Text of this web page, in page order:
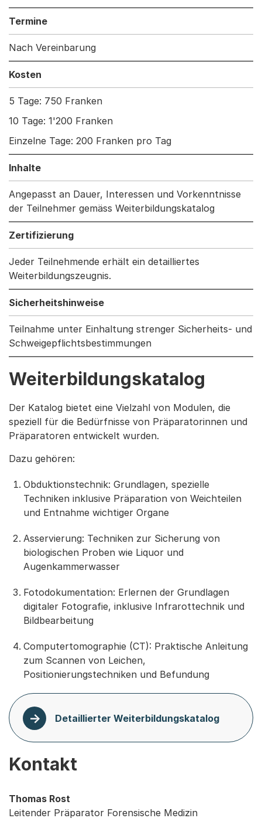
Termine
Nach Vereinbarung
Kosten
5 Tage: 750 Franken
10 Tage: 1'200 Franken
Einzelne Tage: 200 Franken pro Tag
Inhalte
Angepasst an Dauer, Interessen und Vorkenntnisse
der Teilnehmer gemäss Weiterbildungskatalog
Zertifizierung
Jeder Teilnehmende erhält ein detailliertes
Weiterbildungszeugnis.
Sicherheitshinweise
Teilnahme unter Einhaltung strenger Sicherheits- und
Schweigepflichtsbestimmungen
Weiterbildungskatalog
Der Katalog bietet eine Vielzahl von Modulen, die
speziell für die Bedürfnisse von Präparatorinnen und
Präparatoren entwickelt wurden.
Dazu gehören:
Obduktionstechnik: Grundlagen, spezielle
Techniken inklusive Präparation von Weichteilen
und Entnahme wichtiger Organe
Asservierung: Techniken zur Sicherung von
biologischen Proben wie Liquor und
Augenkammerwasser
Fotodokumentation: Erlernen der Grundlagen
digitaler Fotografie, inklusive Infrarottechnik und
Bildbearbeitung
Computertomographie (CT): Praktische Anleitung
zum Scannen von Leichen,
Positionierungstechniken und Befundung
Detaillierter Weiterbildungskatalog
Kontakt
Thomas Rost
Leitender Präparator Forensische Medizin